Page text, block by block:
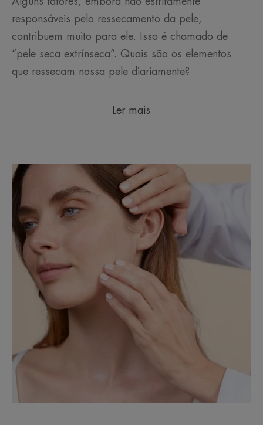
responsáveis pelo ressecamento da pele,
contribuem muito para ele. Isso é chamado de
“pele seca extrínseca”. Quais são os elementos
que ressecam nossa pele diariamente?
Ler mais